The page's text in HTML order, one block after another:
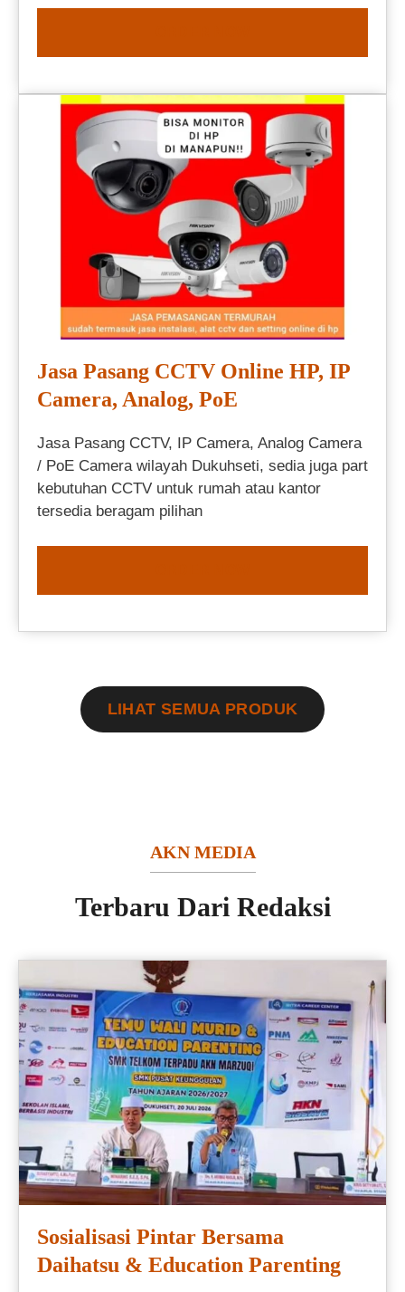
Jasa Pasang CCTV Online HP, IP
Camera, Analog, PoE
Jasa Pasang CCTV, IP Camera, Analog Camera
/ PoE Camera wilayah Dukuhseti, sedia juga part
kebutuhan CCTV untuk rumah atau kantor
tersedia beragam pilihan
LIHAT SEMUA PRODUK
AKN MEDIA
Terbaru Dari Redaksi
Sosialisasi Pintar Bersama
Daihatsu & Education Parenting